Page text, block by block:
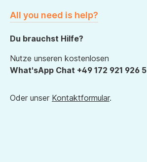
All you need is help?
Du brauchst Hilfe?
Nutze unseren kostenlosen
What'sApp Chat +49 172 921 926 5
Oder unser Kontaktformular.